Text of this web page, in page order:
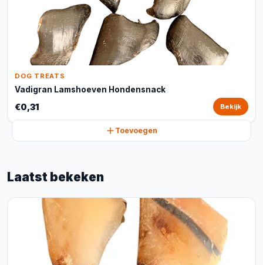
DOG TREATS
Vadigran Lamshoeven Hondensnack
€0,31 Bekijk
Toevoegen
Laatst bekeken